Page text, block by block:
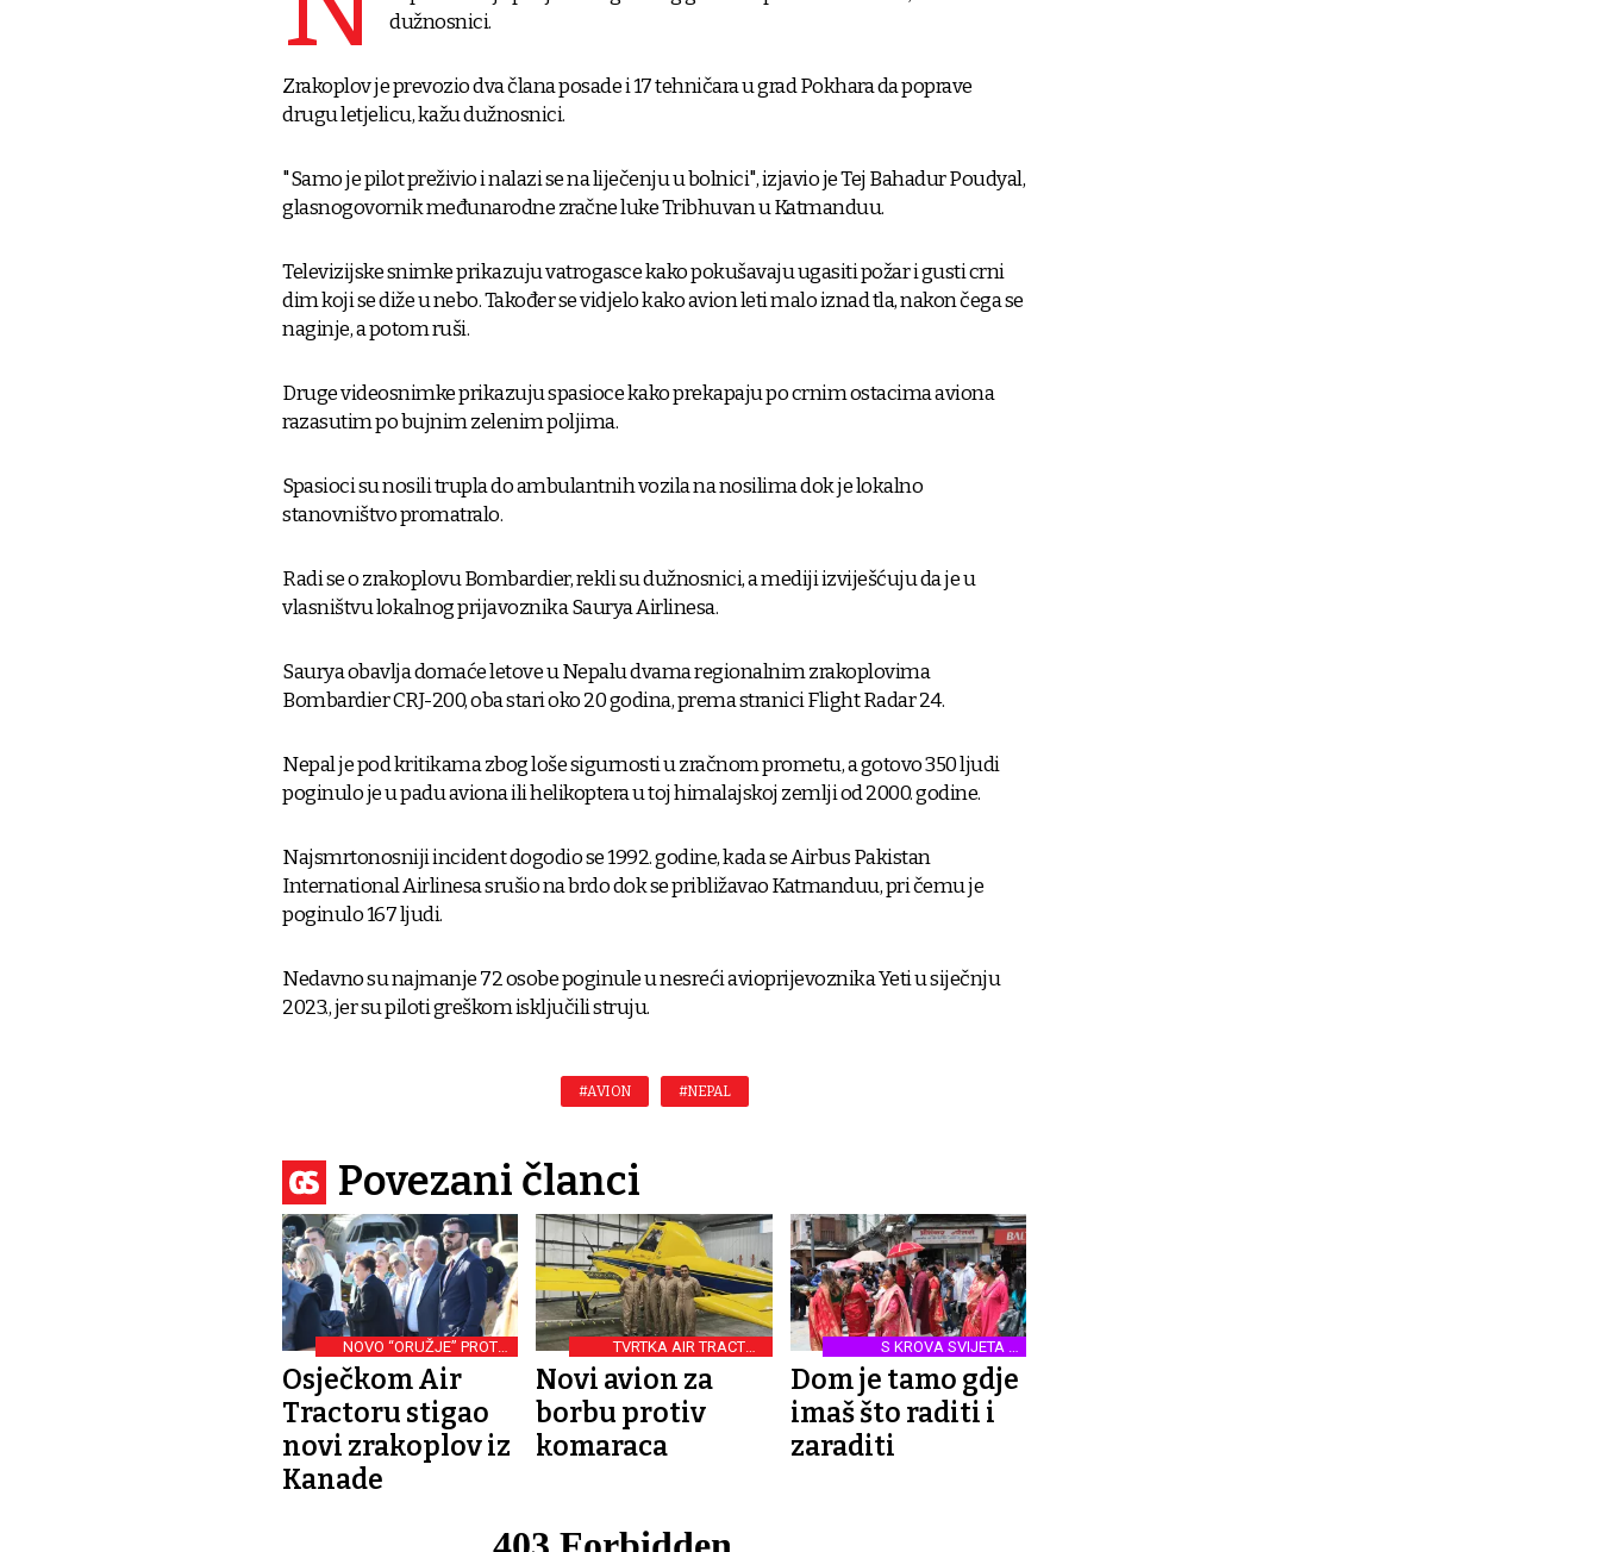
dužnosnici.
Zrakoplov je prevozio dva člana posade i 17 tehničara u grad Pokhara da poprave
drugu letjelicu, kažu dužnosnici.
"Samo je pilot preživio i nalazi se na liječenju u bolnici", izjavio je Tej Bahadur Poudyal,
glasnogovornik međunarodne zračne luke Tribhuvan u Katmanduu.
Televizijske snimke prikazuju vatrogasce kako pokušavaju ugasiti požar i gusti crni
dim koji se diže u nebo. Također se vidjelo kako avion leti malo iznad tla, nakon čega se
naginje, a potom ruši.
Druge videosnimke prikazuju spasioce kako prekapaju po crnim ostacima aviona
razasutim po bujnim zelenim poljima.
Spasioci su nosili trupla do ambulantnih vozila na nosilima dok je lokalno
stanovništvo promatralo.
Radi se o zrakoplovu Bombardier, rekli su dužnosnici, a mediji izviješćuju da je u
vlasništvu lokalnog prijavoznika Saurya Airlinesa.
Saurya obavlja domaće letove u Nepalu dvama regionalnim zrakoplovima
Bombardier CRJ-200, oba stari oko 20 godina, prema stranici Flight Radar 24.
Nepal je pod kritikama zbog loše sigurnosti u zračnom prometu, a gotovo 350 ljudi
poginulo je u padu aviona ili helikoptera u toj himalajskoj zemlji od 2000. godine.
Najsmrtonosniji incident dogodio se 1992. godine, kada se Airbus Pakistan
International Airlinesa srušio na brdo dok se približavao Katmanduu, pri čemu je
poginulo 167 ljudi.
Nedavno su najmanje 72 osobe poginule u nesreći avioprijevoznika Yeti u siječnju
2023., jer su piloti greškom isključili struju.
#AVION #NEPAL
Povezani članci
NOVO “ORUŽJE” PROTIV
KOMARACA
Osječkom Air
Tractoru stigao
novi zrakoplov iz
Kanade
TVRTKA AIR TRACTOR
KUPILA NOVU LETJELICU U
KANADI
Novi avion za
borbu protiv
komaraca
S KROVA SVIJETA U
HRVATSKU: NEPAL
Dom je tamo gdje
imaš što raditi i
zaraditi